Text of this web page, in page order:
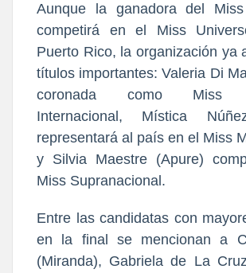
Aunque la ganadora del Miss
competirá en el Miss
Puerto Rico, la organización ya
títulos importantes: Valeria Di
coronada como Miss
Internacional, Mística
representará al país en el Miss
y Silvia Maestre (Apure)
Miss Supranacional.
Entre las candidatas con
en la final se mencionan a
(Miranda), Gabriela de La